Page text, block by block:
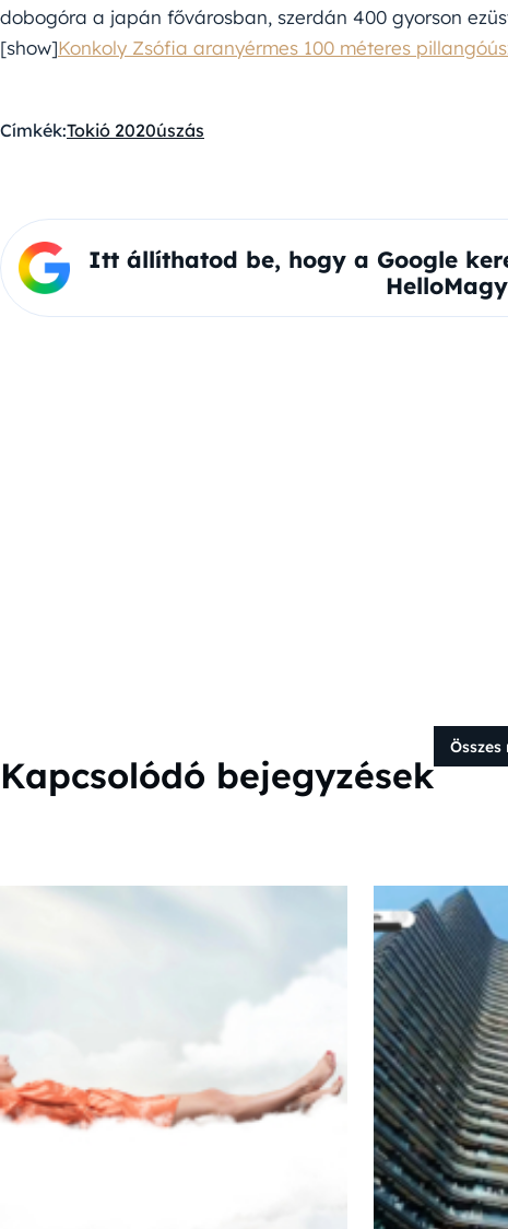
dobogóra a japán fővárosban, szerdán 400 gyorson
[show]Konkoly Zsófia aranyérmes 100 méteres
Címkék:Tokió 2020úszás
Itt állíthatod be, hogy a Google
Kapcsolódó bejegyzések